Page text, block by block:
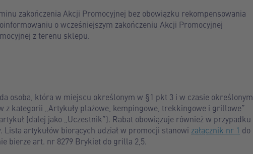
zakończenia Akcji Promocyjnej bez obowiązku rekompensowania
o wcześniejszym zakończeniu Akcji Promocyjnej
z terenu sklepu.
osoba, która w miejscu określonym w §1 pkt 3 i w czasie określonym
z kategorii „Artykuły plażowe, kempingowe, trekkingowe i grillowe”
(dalej jako „Uczestnik”). Rabat obowiązuje również w przypadku
artykułów biorących udział w promocji stanowi załącznik nr 1 do
bierze art. nr 8279 Brykiet do grilla 2,5.